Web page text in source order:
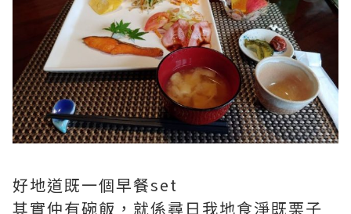
好地道既一個早餐set
其實仲有碗飯，就係尋日我地食淨既栗子